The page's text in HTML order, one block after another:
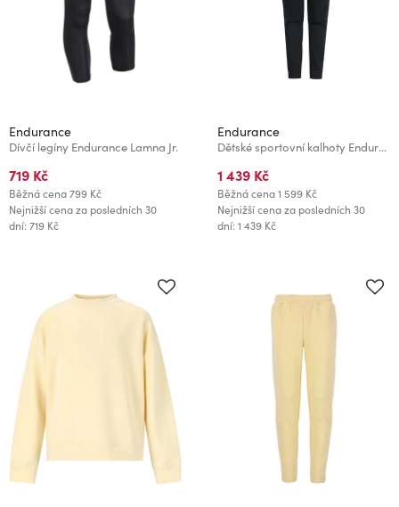
Endurance
Dívčí legíny Endurance Lamna Jr.
719 Kč
Běžná cena799 Kč
Nejnižší cena za posledních 30
dní: 719 Kč
Endurance
Dětské sportovní kalhoty Endurance Blich Jr.
1 439 Kč
Běžná cena1 599 Kč
Nejnižší cena za posledních 30
dní: 1 439 Kč